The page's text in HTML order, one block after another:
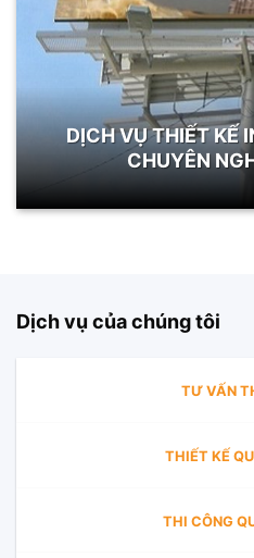
DỊCH VỤ THIẾT KẾ
CHUYÊN
Dịch vụ của chúng tôi
TƯ VẤN
THIẾT KẾ
THI CÔNG